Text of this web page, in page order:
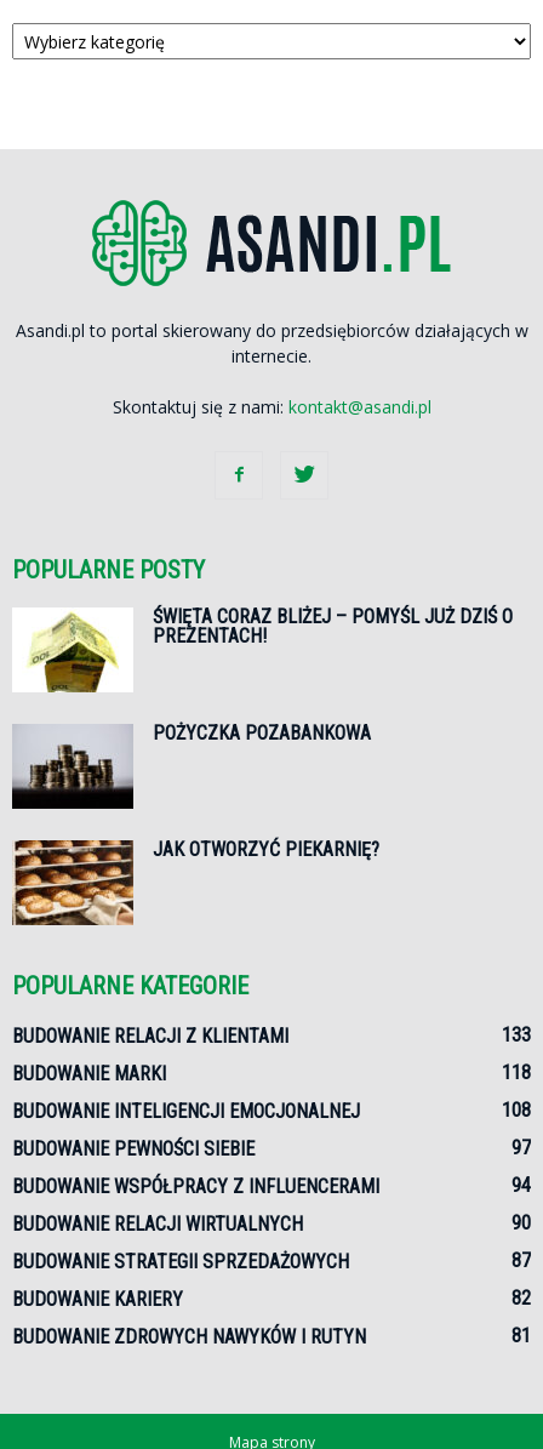
Kategorie
Asandi.pl to portal skierowany do przedsiębiorców działających w
internecie.
Skontaktuj się z nami: kontakt@asandi.pl
POPULARNE POSTY
ŚWIĘTA CORAZ BLIŻEJ – POMYŚL JUŻ DZIŚ O
PREZENTACH!
POŻYCZKA POZABANKOWA
JAK OTWORZYĆ PIEKARNIĘ?
POPULARNE KATEGORIE
BUDOWANIE RELACJI Z KLIENTAMI
133
BUDOWANIE MARKI
118
BUDOWANIE INTELIGENCJI EMOCJONALNEJ
108
BUDOWANIE PEWNOŚCI SIEBIE
97
BUDOWANIE WSPÓŁPRACY Z INFLUENCERAMI
94
BUDOWANIE RELACJI WIRTUALNYCH
90
BUDOWANIE STRATEGII SPRZEDAŻOWYCH
87
BUDOWANIE KARIERY
82
BUDOWANIE ZDROWYCH NAWYKÓW I RUTYN
81
Mapa strony